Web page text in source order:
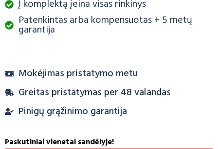
Į komplektą įeina visas rinkinys
Patenkintas arba kompensuotas + 5 metų
garantija
Mokėjimas pristatymo metu
Greitas pristatymas per 48 valandas
Pinigų grąžinimo garantija
Paskutiniai vienetai sandėlyje!